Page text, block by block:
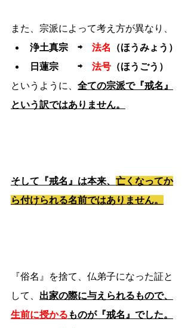
また、宗派によって考え方が異なり、
浄土真宗　⇨ 法名
（ほうみょう）
日蓮宗　　⇨ 法号 （ほうごう）
というように、 全ての宗派で『戒名』
という訳ではありません。
そして『戒名』は本来、 亡くなってか
ら付けられる名前ではありません。
『俗名』を捨て、仏弟子になった証と
して、 出家の際に与えられるもので、
生前に授かる ものが『戒名』でした。